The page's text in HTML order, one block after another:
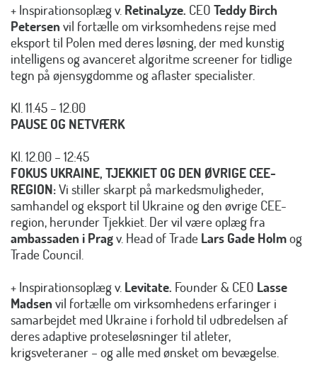
+ Inspirationsoplæg v. RetinaLyze. CEO Teddy Birch
Petersen vil fortælle om virksomhedens rejse med
eksport til Polen med deres løsning, der med kunstig
intelligens og avanceret algoritme screener for tidlige
tegn på øjensygdomme og aflaster specialister.
Kl. 11.45 – 12.00
PAUSE OG NETVÆRK
Kl. 12.00 – 12:45
FOKUS UKRAINE, TJEKKIET OG DEN ØVRIGE CEE-
REGION:Vi stiller skarpt på markedsmuligheder,
samhandel og eksport til Ukraine og den øvrige CEE-
region, herunder Tjekkiet. Der vil være oplæg fra
ambassaden i Pragv. Head of Trade Lars Gade Holmog
Trade Council.
+ Inspirationsoplæg v. Levitate. Founder & CEO Lasse
Madsen vil fortælle om virksomhedens erfaringer i
samarbejdet med Ukraine i forhold til udbredelsen af
deres adaptive proteseløsninger til atleter,
krigsveteraner – og alle med ønsket om bevægelse.